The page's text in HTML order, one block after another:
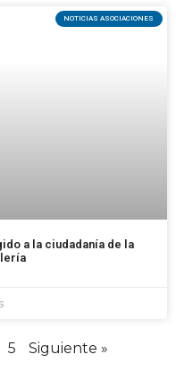
NOTICIAS ASOCIACIONES
a la ciudadanía de la
5 Siguiente »